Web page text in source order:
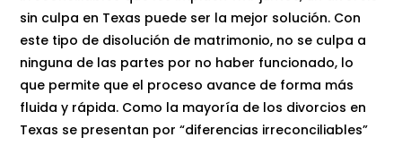
sin culpa en Texas puede ser la mejor solución. Con
este tipo de disolución de matrimonio, no se culpa a
ninguna de las partes por no haber funcionado, lo
que permite que el proceso avance de forma más
fluida y rápida. Como la mayoría de los divorcios en
Texas se presentan por “diferencias irreconciliables”